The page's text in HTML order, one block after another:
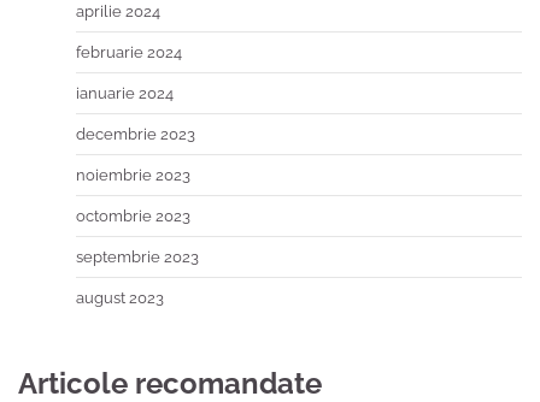
aprilie 2024
februarie 2024
ianuarie 2024
decembrie 2023
noiembrie 2023
octombrie 2023
septembrie 2023
august 2023
Articole recomandate